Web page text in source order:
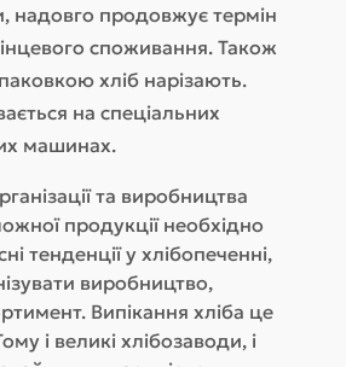
надовго продовжує термін
споживання. Також
хліб нарізають.
на спеціальних
машинах.
та виробництва
продукції необхідно
тенденції у хлібопеченні,
виробництво,
Випікання хліба це
і великі хлібозаводи, і